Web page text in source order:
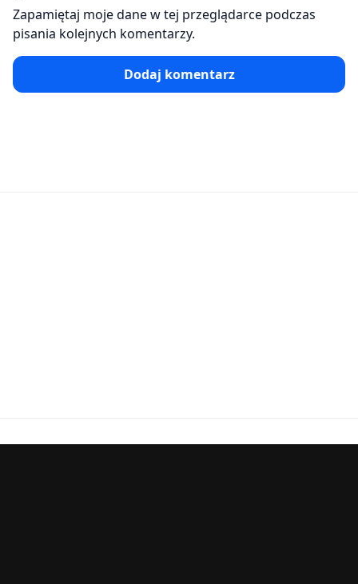
Zapamiętaj moje dane w tej przeglądarce podczas
pisania kolejnych komentarzy.
Dodaj komentarz